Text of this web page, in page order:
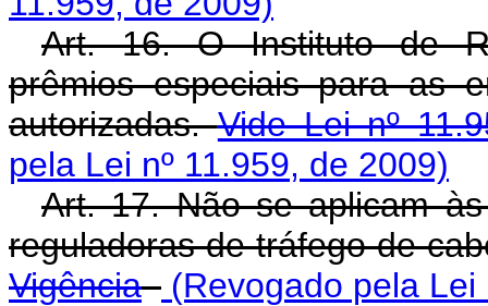
Art. 16. O Instituto de
prêmios especiais para as
autorizadas.Vide Lei nº
pela Lei nº 11.959, de 2009)
Art. 17. Não se aplicam
reguladoras de tráfego de
Vigência
(Revogado pela Lei